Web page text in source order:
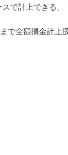
で計上できる。
で全額損金計上